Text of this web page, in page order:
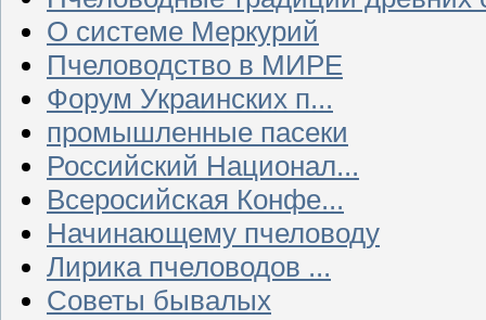
О системе Меркурий
Пчеловодство в МИРЕ
Форум Украинских п...
промышленные пасеки
Российский Национал...
Всеросийская Конфе...
Начинающему пчеловоду
Лирика пчеловодов ...
Советы бывалых